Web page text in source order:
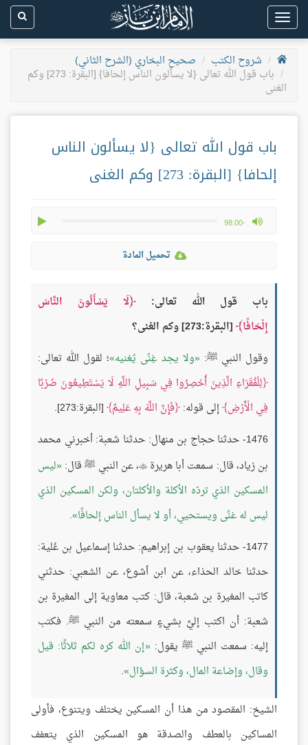
Toggle
navigation
شروح الكتب
صحيح البخاري (الشرح الثاني)
باب قول الله تعالى {لا يسألون الناس إلحافا} [البقرة: 273] وكم
الغنى
باب قول الله تعالى {لا يسألون الناس
إلحافا} [البقرة: 273] وكم الغنى
-98:00
max volume
تحميل المادة
باب قول الله تعالى:
لَا يَسْأَلُونَ النَّاسَ
إِلْحَافًا [البقرة:273] وكم الغنى؟
وقول النبي ﷺ: ولا يجد غِنًى يُغنيه ؛ لقول الله تعالى:
لِلْفُقَرَاءِ الَّذِينَ أُحْصِرُوا فِي سَبِيلِ اللَّهِ لَا يَسْتَطِيعُونَ ضَرْبًا
فِي الْأَرْضِ إلى قوله: فَإِنَّ اللَّهَ بِهِ عَلِيمٌ [البقرة:273].
1476- حدثنا حجاج بن منهال: حدثنا شعبة: أخبرني محمد
بن زياد، قال: سمعت أبا هريرة، عن النبي ﷺ قال: ليس
المسكين الذي تردّه الأكلة والأكلتان، ولكن المسكين الذي
ليس له غنًى ويستحيي، أو لا يسأل الناس إلحافًا .
1477- حدثنا يعقوب بن إبراهيم: حدثنا إسماعيل بن عُلية:
حدثنا خالد الحذاء، عن ابن أشوع، عن الشعبي: حدثني
كاتب المغيرة بن شعبة، قال: كتب معاوية إلى المغيرة بن
شعبة: أن اكتب إليَّ بشيءٍ سمعته من النبي ﷺ. فكتب
إليه: سمعت النبي ﷺ يقول: إن الله كره لكم ثلاثًا: قيل
وقال، وإضاعة المال، وكثرة السؤال .
الشيخ: المقصود من هذا أن المسكين يختلف ويتنوع، فأولى
المساكين بالعطف والصدقة هو المسكين الذي يتعفف